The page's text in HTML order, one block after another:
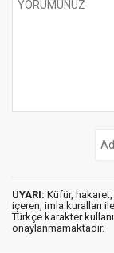
UYARI: Küfür,
içeren, imla kuralları
Türkçe karakter
onaylanmamaktadır.